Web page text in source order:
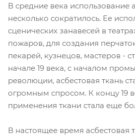
В средние века использование
несколько сократилось. Ее
сценических занавесей в
пожаров, для создания
пекарей, кузнецов, мастеров -
начале 19 века, с началом
революции, асбестовая ткань
огромным спросом. К концу 19
применения ткани стала еще
В настоящее время асбестовая